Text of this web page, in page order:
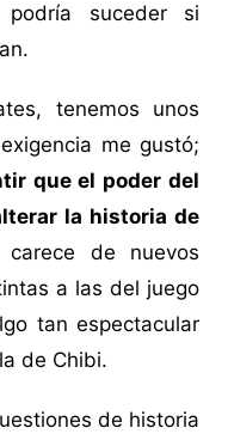
suceder si
tenemos unos
me gustó;
que el poder del
la historia de
de nuevos
a las del juego
tan espectacular
de Chibi.
de historia